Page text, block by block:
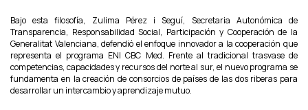
Bajo esta filosofía, Zulima Pérez i Seguí, Secretaria Autonómica de
Transparencia, Responsabilidad Social, Participación y Cooperación de la
Generalitat Valenciana, defendió el enfoque innovador a la cooperación que
representa el programa ENI CBC Med. Frente al tradicional trasvase de
competencias, capacidades y recursos del norte al sur, el nuevo programa se
fundamenta en la creación de consorcios de países de las dos riberas para
desarrollar un intercambio y aprendizaje mutuo.